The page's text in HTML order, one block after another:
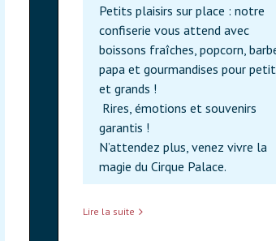
Petits plaisirs sur place : notre
confiserie vous attend avec
boissons fraîches, popcorn,
papa et gourmandises pour
et grands !
Rires, émotions et souvenirs
garantis !
N’attendez plus, venez vivre la
magie du Cirque Palace.
Lire la suite